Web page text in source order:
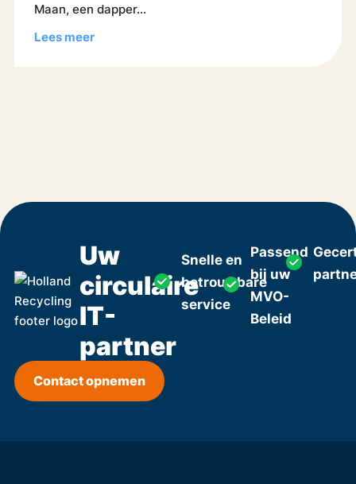
Maan, een dapper...
Lees meer
Uw
circulaire
IT-
partner
Snelle en
betrouwbare
service
Passend
bij uw
MVO-
Beleid
Contact opnemen